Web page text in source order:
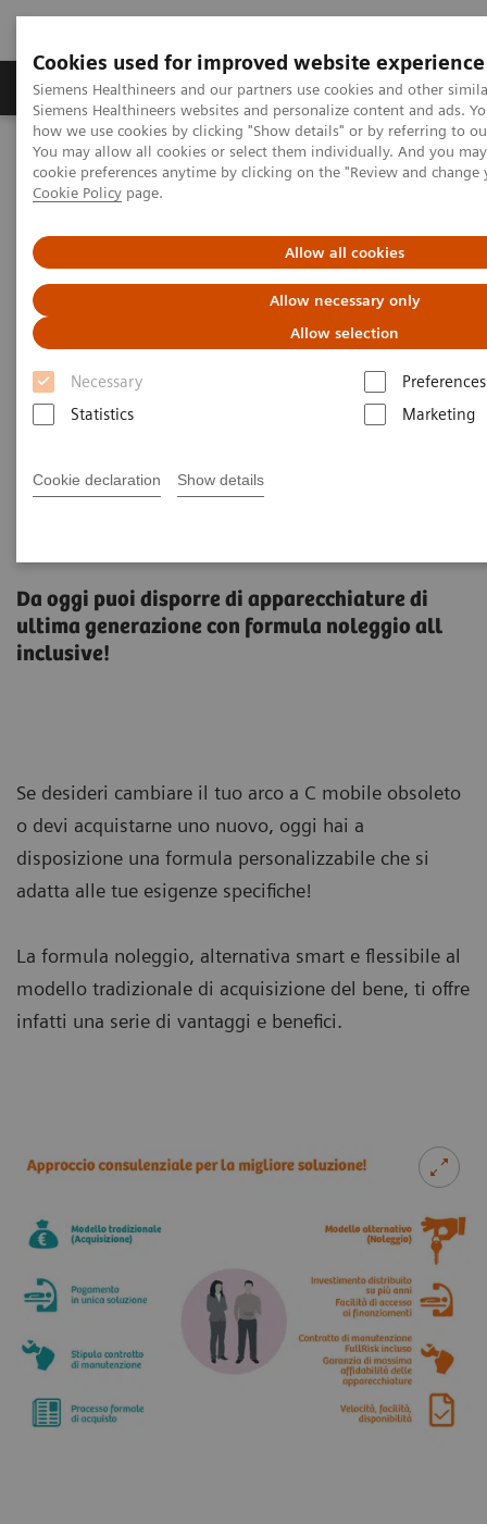
Cookies used for improved website experience
Siemens Healthineers and our partners use cookies and other
Siemens Healthineers websites and personalize content and ads.
how we use cookies by clicking "Show details" or by referring to
You may allow all cookies or select them individually. And you
cookie preferences anytime by clicking on the "Review and
Cookie Policy page.
Allow all cookies
Allow necessary only
Allow selection
Necessary
Preferences
Statistics
Marketing
Cookie declaration Show details
Soluzioni e servizi Insights La nostra
Home Medical Imaging
Mobile C-arms
E se potessi noleggiare il tuo arco a C mobile?
Da oggi puoi disporre di apparecchiature di
ultima generazione con formula noleggio all
inclusive!
Se desideri cambiare il tuo arco a C mobile obsoleto
o devi acquistarne uno nuovo, oggi hai a
disposizione una formula personalizzabile che si
adatta alle tue esigenze specifiche!
La formula noleggio, alternativa smart e flessibile al
modello tradizionale di acquisizione del bene, ti offre
infatti una serie di vantaggi e benefici.